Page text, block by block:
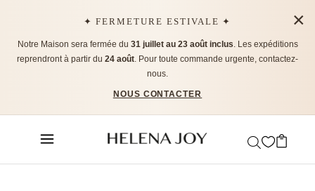
✦ FERMETURE ESTIVALE ✦
Notre Maison sera fermée du 31 juillet au 23 août inclus. Les expéditions
reprendront à partir du 24 août. Pour toute commande urgente, contactez-
nous.
NOUS CONTACTER
×